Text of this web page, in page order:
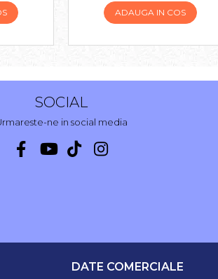
ADAUGA IN COS
SOCIAL
ne in social media
DATE COMERCIALE